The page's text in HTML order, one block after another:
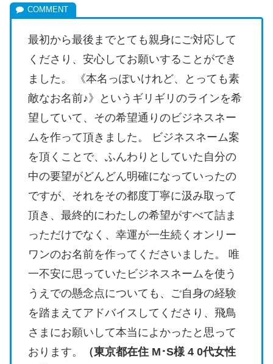
最初から最後までとても親身にご対応して
くださり、安心してお願いすることができ
ました。 《本名っぽいけれど、とっても素
敵なお名前♪》というギリギリのラインを希
望していて、その希望通りのビジネスネー
ムを作って頂きました。 ビジネスネーム案
を頂くことで、ふんわりとしていた自分の
中の要望がどんどん明確になっていったの
ですが、それをその都度丁寧に汲み取って
頂き、最終的にわたしの希望がすべて詰ま
っただけでなく、幸運が一生続くオンリー
ワンのお名前を作ってくださいました。 唯
一不安に思っていたビジネスネームを使う
うえでの懸念点についても、ご自身の経験
を踏まえてアドバイスしてくださり、飛鳥
さまにお願いして本当によかったと思って
おります。
（東京都在住 M･S様 4 0代女性